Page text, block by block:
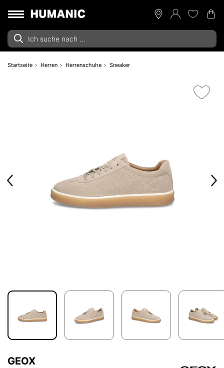
Startseite Herren Herrenschuhe Sneaker
GEOX